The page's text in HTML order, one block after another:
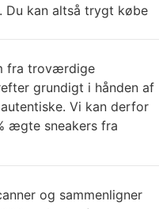
Du kan altså trygt købe
fra troværdige
grundigt i hånden af
Vi kan derfor
ægte sneakers fra
og sammenligner